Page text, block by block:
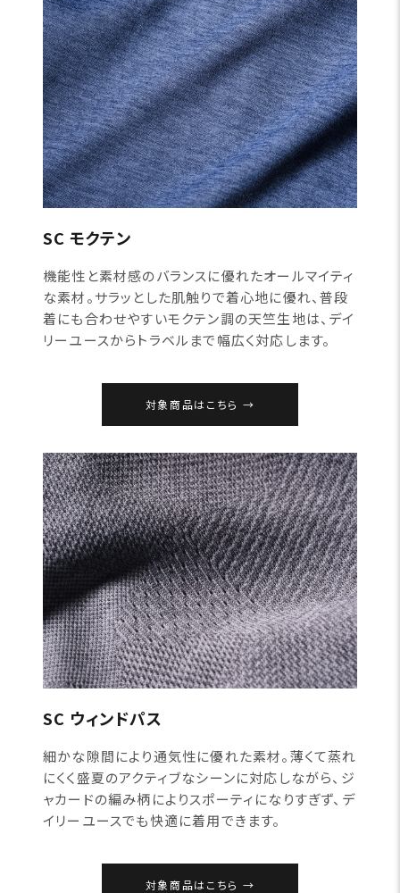
SC モクテン
機能性と素材感のバランスに優れたオールマイティ
な素材。サラッとした肌触りで着心地に優れ、普段
着にも合わせやすいモクテン調の天竺生地は、デイ
リーユースからトラベルまで幅広く対応します。
対象商品はこちら
SC ウィンドパス
細かな隙間により通気性に優れた素材。薄くて蒸れ
にくく盛夏のアクティブなシーンに対応しながら、ジ
ャカードの編み柄によりスポーティになりすぎず、デ
イリーユースでも快適に着用できます。
対象商品はこちら